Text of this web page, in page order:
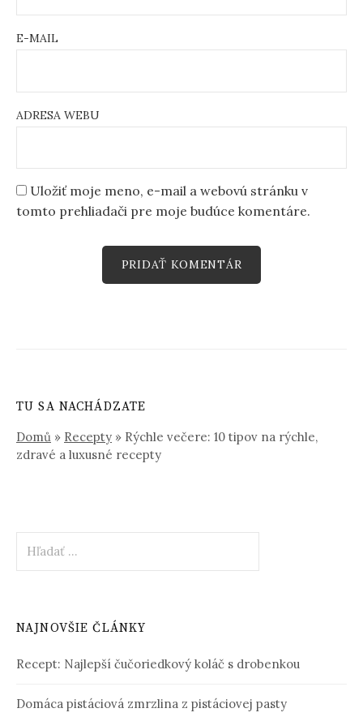
E-MAIL
ADRESA WEBU
Uložiť moje meno, e-mail a webovú stránku v
tomto prehliadači pre moje budúce komentáre.
TU SA NACHÁDZATE
Domů » Recepty » Rýchle večere: 10 tipov na rýchle,
zdravé a luxusné recepty
NAJNOVŠIE ČLÁNKY
Recept: Najlepší čučoriedkový koláč s drobenkou
Domáca pistáciová zmrzlina z pistáciovej pasty